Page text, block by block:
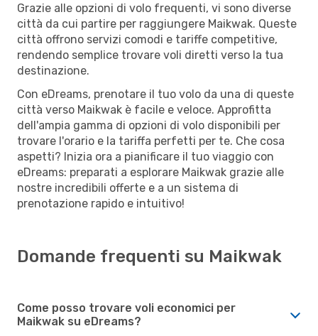
Grazie alle opzioni di volo frequenti, vi sono diverse
città da cui partire per raggiungere Maikwak. Queste
città offrono servizi comodi e tariffe competitive,
rendendo semplice trovare voli diretti verso la tua
destinazione.
Con eDreams, prenotare il tuo volo da una di queste
città verso Maikwak è facile e veloce. Approfitta
dell'ampia gamma di opzioni di volo disponibili per
trovare l'orario e la tariffa perfetti per te. Che cosa
aspetti? Inizia ora a pianificare il tuo viaggio con
eDreams: preparati a esplorare Maikwak grazie alle
nostre incredibili offerte e a un sistema di
prenotazione rapido e intuitivo!
Domande frequenti su Maikwak
Come posso trovare voli economici per
Maikwak su eDreams?